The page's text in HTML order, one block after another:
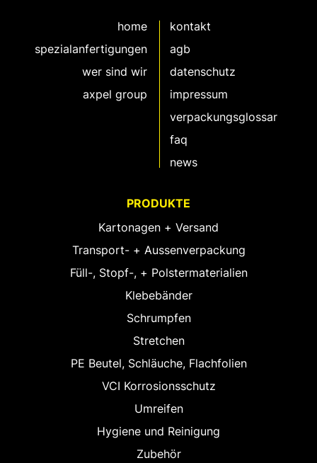
home
spezialanfertigungen
wer sind wir
axpel group
kontakt
agb
datenschutz
impressum
verpackungsglossar
faq
news
PRODUKTE
Kartonagen + Versand
Transport- + Aussenverpackung
Füll-, Stopf-, + Polstermaterialien
Klebebänder
Schrumpfen
Stretchen
PE Beutel, Schläuche, Flachfolien
VCI Korrosionsschutz
Umreifen
Hygiene und Reinigung
Zubehör